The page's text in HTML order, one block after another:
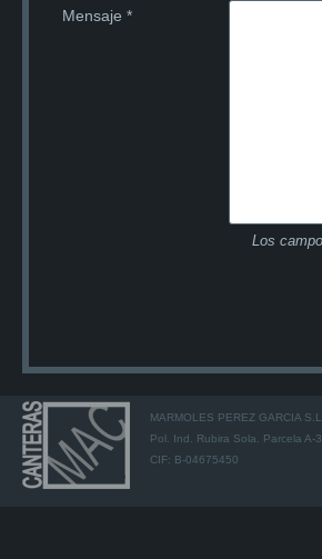
Mensaje *
Los
MARMOLES PEREZ GARCIA S.L.
Pol. Ind. Rubira Sola. Parcela A-
CIF: B-04675450